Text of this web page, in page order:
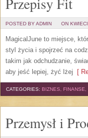
POSTED BY ADMIN ON
MagicalJune to miejsce,
styl życia i spojrzeć na
takim jak odchudzanie,
aby jeść lepiej, żyć lżej [
CATEGORIES: BIZNES, FINANSE,
Przemysł i